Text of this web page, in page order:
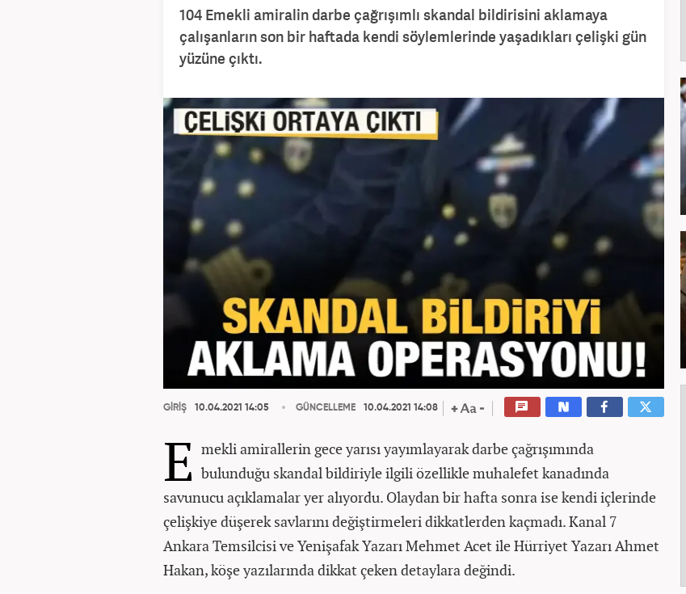
104 Emekli amiralin darbe çağrışımlı skandal bildirisini aklamaya
çalışanların son bir haftada kendi söylemlerinde yaşadıkları çelişki gün
yüzüne çıktı.
GİRİŞ 10.04.2021 14:05 GÜNCELLEME 10.04.2021 14:08
E mekli amirallerin gece yarısı yayımlayarak darbe çağrışımında
bulunduğu skandal bildiriyle ilgili özellikle muhalefet kanadında
savunucu açıklamalar yer alıyordu. Olaydan bir hafta sonra ise kendi içlerinde
çelişkiye düşerek savlarını değiştirmeleri dikkatlerden kaçmadı. Kanal 7
Ankara Temsilcisi ve Yenişafak Yazarı Mehmet Acet ile Hürriyet Yazarı Ahmet
Hakan, köşe yazılarında dikkat çeken detaylara değindi.